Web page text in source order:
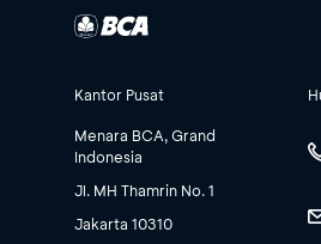
Kantor Pusat
Menara BCA, Grand
Indonesia
Jl. MH Thamrin No. 1
Jakarta 10310